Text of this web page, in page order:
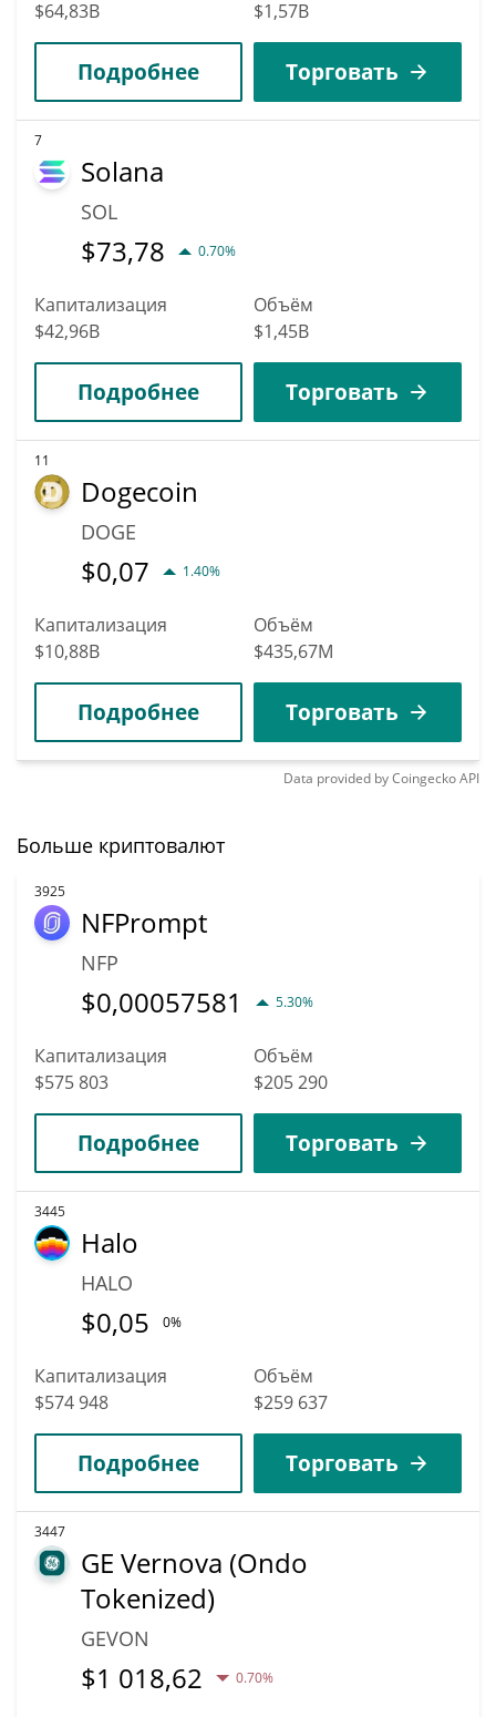
$64,83B
$1,57B
Подробнее Торговать
7
Solana
SOL
$73,78 0.70%
Капитализация
$42,96B
Объём
$1,45B
Подробнее Торговать
11
Dogecoin
DOGE
$0,07 1.40%
Капитализация
$10,88B
Объём
$435,67M
Подробнее Торговать
Data provided byCoingeckoAPI
Больше криптовалют
3925
NFPrompt
NFP
$0,00057581 5.30%
Капитализация
$575 803
Объём
$205 290
Подробнее Торговать
3445
Halo
HALO
$0,05 0%
Капитализация
$574 948
Объём
$259 637
Подробнее Торговать
3447
GE Vernova (Ondo
Tokenized)
GEVON
$1 018,62 0.70%